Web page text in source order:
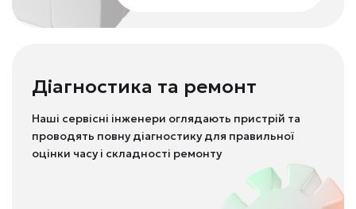
Діагностика та ремонт
Наші сервісні інженери оглядають пристрій та
проводять повну діагностику для правильної
оцінки часу і складності ремонту